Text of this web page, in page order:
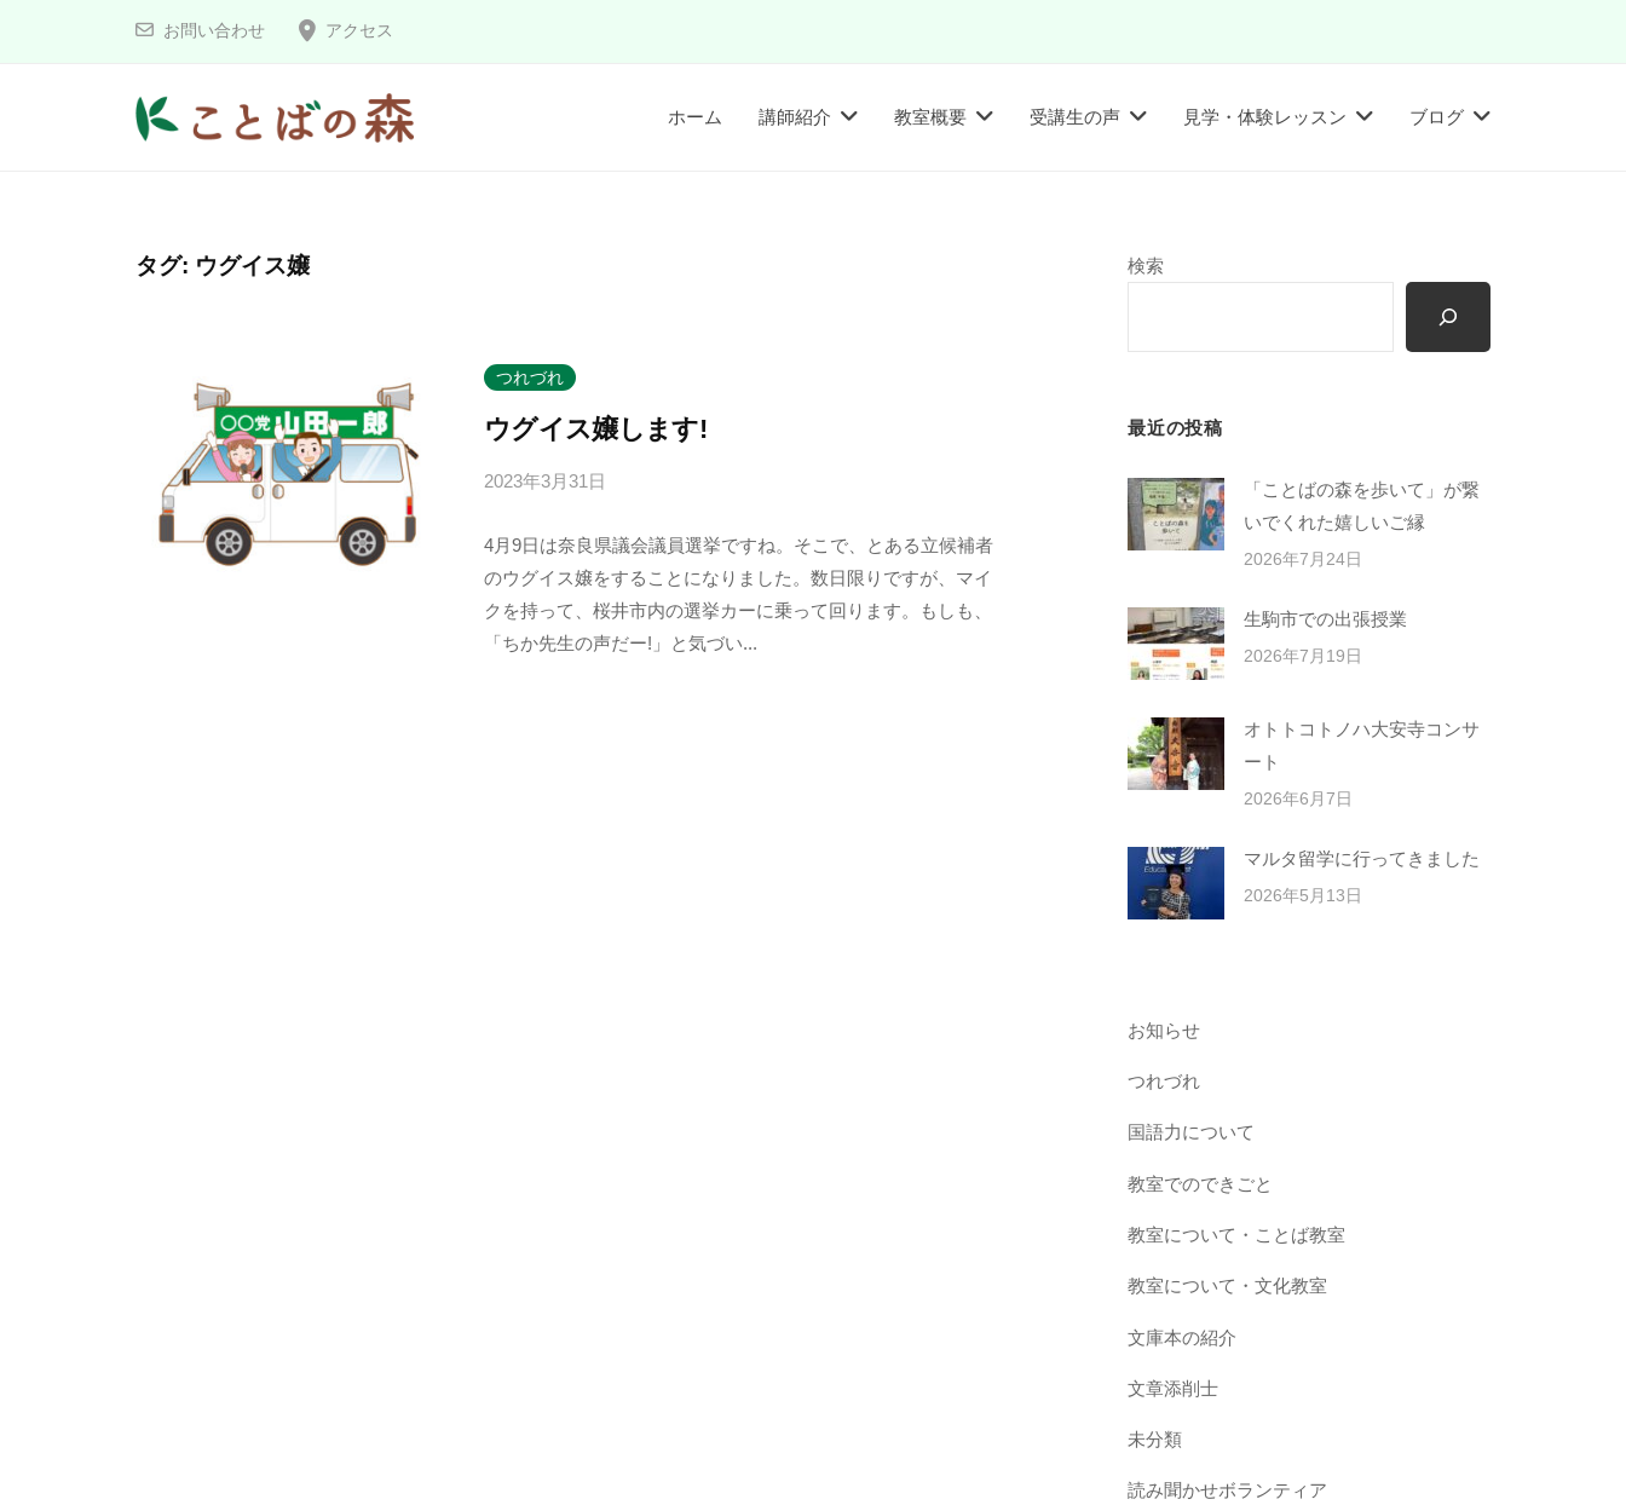
お問い合わせ アクセス
の
ホーム 講師紹介 教室概要 受講生の声 見学・体験レッスン ブログ
タグ: ウグイス嬢
つれづれ
ウグイス嬢します!
2023年3月31日
k
o
t
o
4月9日は奈良県議会議員選挙ですね。そこで、とある立候補者
のウグイス嬢をすることになりました。数日限りですが、マイ
クを持って、桜井市内の選挙カーに乗って回ります。もしも、
「ちか先生の声だー!」と気づい...
検索
最近の投稿
「ことばの森を歩いて」が繋
いでくれた嬉しいご縁
2026年7月24日
生駒市での出張授業
2026年7月19日
オトトコトノハ大安寺コンサ
ート
2026年6月7日
マルタ留学に行ってきました
2026年5月13日
お知らせ
つれづれ
国語力について
教室でのできごと
教室について・ことば教室
教室について・文化教室
文庫本の紹介
文章添削士
未分類
読み聞かせボランティア
と
森